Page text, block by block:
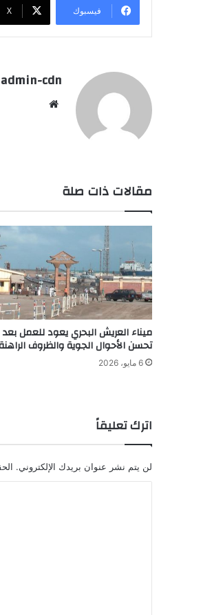
فيسبوك X
admin-cdn
مقالات ذات صلة
ميناء العريش البحري يعود للعمل بعد
تحسن الأحوال الجوية والظروف
6 مايو، 2026
اترك تعليقاً
لن يتم نشر عنوان بريدك الإلكتروني.